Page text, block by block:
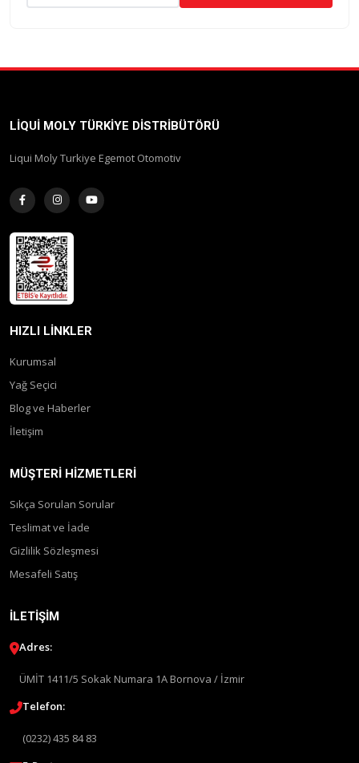
LIQUI MOLY TÜRKIYE DISTRIBÜTÖRÜ
Liqui Moly Turkiye Egemot Otomotiv
HIZLI LINKLER
Kurumsal
Yağ Seçici
Blog ve Haberler
İletişim
MÜŞTERI HIZMETLERI
Sıkça Sorulan Sorular
Teslimat ve İade
Gizlilik Sözleşmesi
Mesafeli Satış
İLETIŞIM
Adres:
ÜMİT 1411/5 Sokak Numara 1A Bornova / İzmir
Telefon:
(0232) 435 84 83